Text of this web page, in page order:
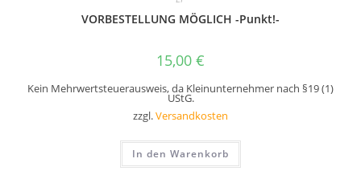
VORBESTELLUNG MÖGLICH -Punkt!-
15,00 €
Kein Mehrwertsteuerausweis, da Kleinunternehmer nach §19 (1)
UStG.
zzgl.Versandkosten
In den Warenkorb